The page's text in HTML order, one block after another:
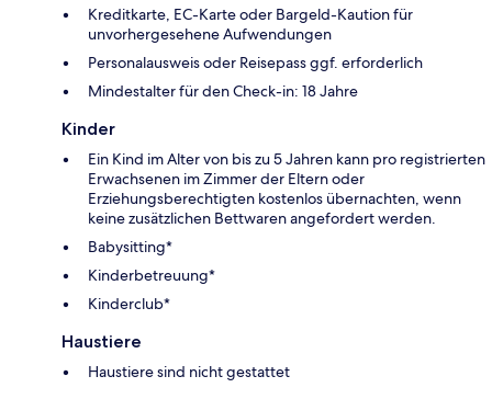
Kreditkarte, EC-Karte oder Bargeld-Kaution für
unvorhergesehene Aufwendungen
Personalausweis oder Reisepass ggf. erforderlich
Mindestalter für den Check-in: 18 Jahre
Kinder
Ein Kind im Alter von bis zu 5 Jahren kann pro registrierten
Erwachsenen im Zimmer der Eltern oder
Erziehungsberechtigten kostenlos übernachten, wenn
keine zusätzlichen Bettwaren angefordert werden.
Babysitting*
Kinderbetreuung*
Kinderclub*
Haustiere
Haustiere sind nicht gestattet